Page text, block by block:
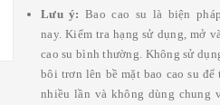
Lưu ý:Bao cao su là biện
nay. Kiểm tra hạng sử dụng, mở
cao su bình thường. Không sử
bôi trơn lên bề mặt bao cao su để
nhiều lần và không dùng chung